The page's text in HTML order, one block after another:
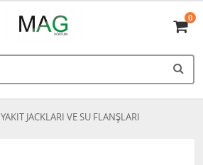
0
YAKIT JACKLARI VE SU FLANŞLARI